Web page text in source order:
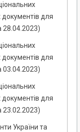
документів для
28.04.2023)
документів для
03.04.2023)
документів для
23.02.2023)
України та